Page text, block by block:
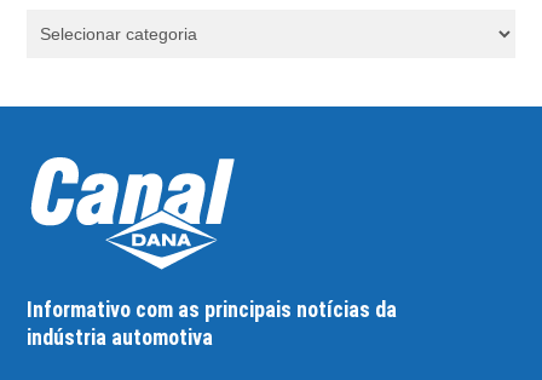
Informativo com as principais notícias da
indústria automotiva